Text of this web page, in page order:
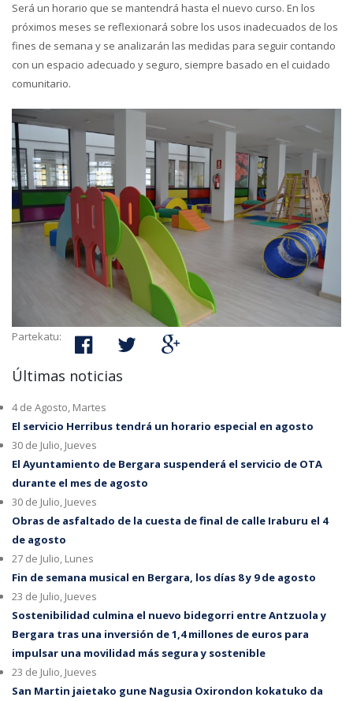
Será un horario que se mantendrá hasta el nuevo curso. En los
próximos meses se reflexionará sobre los usos inadecuados de los
fines de semana y se analizarán las medidas para seguir contando
con un espacio adecuado y seguro, siempre basado en el cuidado
comunitario.
Partekatu:
Últimas noticias
4 de Agosto, Martes
El servicio Herribus tendrá un horario especial en agosto
30 de Julio, Jueves
El Ayuntamiento de Bergara suspenderá el servicio de OTA
durante el mes de agosto
30 de Julio, Jueves
Obras de asfaltado de la cuesta de final de calle Iraburu el 4
de agosto
27 de Julio, Lunes
Fin de semana musical en Bergara, los días 8 y 9 de agosto
23 de Julio, Jueves
Sostenibilidad culmina el nuevo bidegorri entre Antzuola y
Bergara tras una inversión de 1,4 millones de euros para
impulsar una movilidad más segura y sostenible
23 de Julio, Jueves
San Martin jaietako gune Nagusia Oxirondon kokatuko da